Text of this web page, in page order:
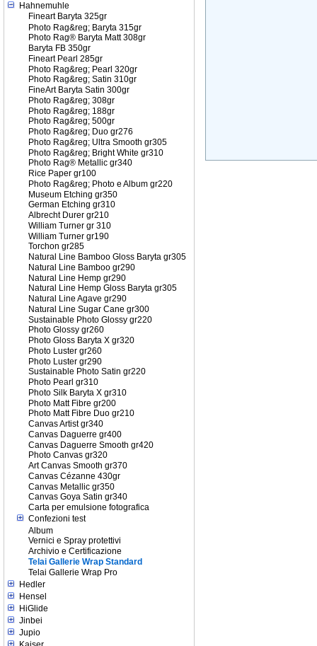
Hahnemuhle
Fineart Baryta 325gr
Photo Rag&reg; Baryta 315gr
Photo Rag® Baryta Matt 308gr
Baryta FB 350gr
Fineart Pearl 285gr
Photo Rag&reg; Pearl 320gr
Photo Rag&reg; Satin 310gr
FineArt Baryta Satin 300gr
Photo Rag&reg; 308gr
Photo Rag&reg; 188gr
Photo Rag&reg; 500gr
Photo Rag&reg; Duo gr276
Photo Rag&reg; Ultra Smooth gr305
Photo Rag&reg; Bright White gr310
Photo Rag® Metallic gr340
Rice Paper gr100
Photo Rag&reg; Photo e Album gr220
Museum Etching gr350
German Etching gr310
Albrecht Durer gr210
William Turner gr 310
William Turner gr190
Torchon gr285
Natural Line Bamboo Gloss Baryta gr305
Natural Line Bamboo gr290
Natural Line Hemp gr290
Natural Line Hemp Gloss Baryta gr305
Natural Line Agave gr290
Natural Line Sugar Cane gr300
Sustainable Photo Glossy gr220
Photo Glossy gr260
Photo Gloss Baryta X gr320
Photo Luster gr260
Photo Luster gr290
Sustainable Photo Satin gr220
Photo Pearl gr310
Photo Silk Baryta X gr310
Photo Matt Fibre gr200
Photo Matt Fibre Duo gr210
Canvas Artist gr340
Canvas Daguerre gr400
Canvas Daguerre Smooth gr420
Photo Canvas gr320
Art Canvas Smooth gr370
Canvas Cézanne 430gr
Canvas Metallic gr350
Canvas Goya Satin gr340
Carta per emulsione fotografica
Confezioni test
Album
Vernici e Spray protettivi
Archivio e Certificazione
Telai Gallerie Wrap Standard
Telai Gallerie Wrap Pro
Hedler
Hensel
HiGlide
Jinbei
Jupio